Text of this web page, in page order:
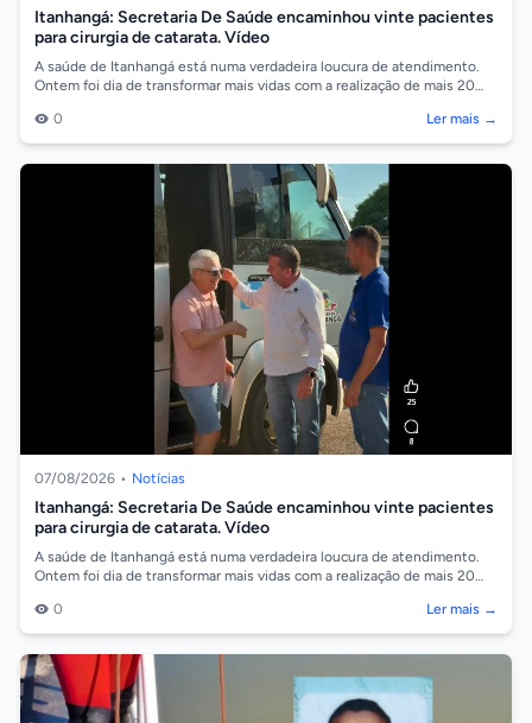
Itanhangá: Secretaria De Saúde encaminhou vinte pacientes
para cirurgia de catarata. Vídeo
A saúde de Itanhangá está numa verdadeira loucura de atendimento.
Ontem foi dia de transformar mais vidas com a realização de mais 20
0
Ler mais →
07/08/2026 • Notícias
Itanhangá: Secretaria De Saúde encaminhou vinte pacientes
para cirurgia de catarata. Vídeo
A saúde de Itanhangá está numa verdadeira loucura de atendimento.
Ontem foi dia de transformar mais vidas com a realização de mais 20
0
Ler mais →